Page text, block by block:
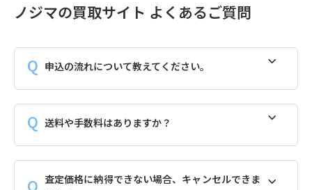
ノジマの買取サイト よくあるご質問
申込の流れについて教えてください。
送料や手数料はありますか？
査定価格に納得できない場合、キャンセルできま